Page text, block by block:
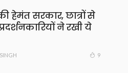
हेमंत सरकार, छात्रों से
ने रखी ये
9